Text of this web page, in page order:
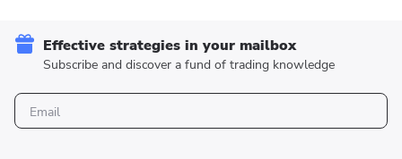
Effective strategies in your mailbox
Subscribe and discover a fund of trading knowledge